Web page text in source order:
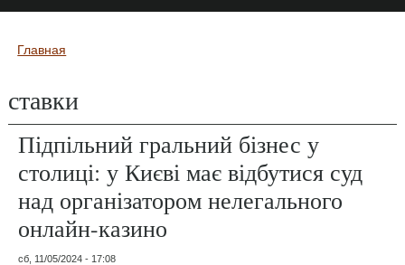
Вы здесь
Главная
ставки
Підпільний гральний бізнес у
столиці: у Києві має відбутися суд
над організатором нелегального
онлайн-казино
сб, 11/05/2024 - 17:08